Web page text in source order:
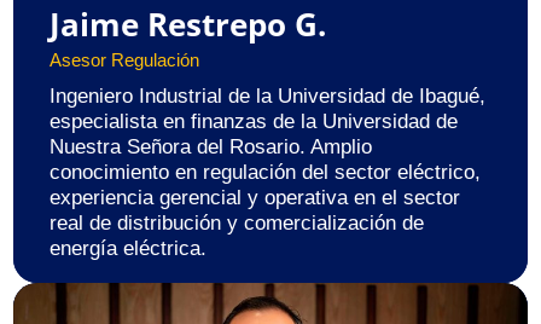
Jaime Restrepo G.
Asesor Regulación
Ingeniero Industrial de la Universidad de Ibagué,
especialista en finanzas de la Universidad de
Nuestra Señora del Rosario. Amplio
conocimiento en regulación del sector eléctrico,
experiencia gerencial y operativa en el sector
real de distribución y comercialización de
energía eléctrica.